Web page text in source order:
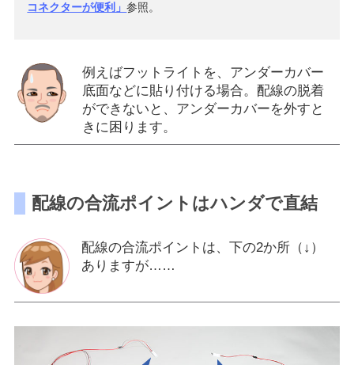
コネクターが便利」参照。
例えばフットライトを、アンダーカバー
底面などに貼り付ける場合。配線の脱着
ができないと、アンダーカバーを外すと
きに困ります。
配線の合流ポイントはハンダで直結
配線の合流ポイントは、下の2か所（↓）
ありますが……